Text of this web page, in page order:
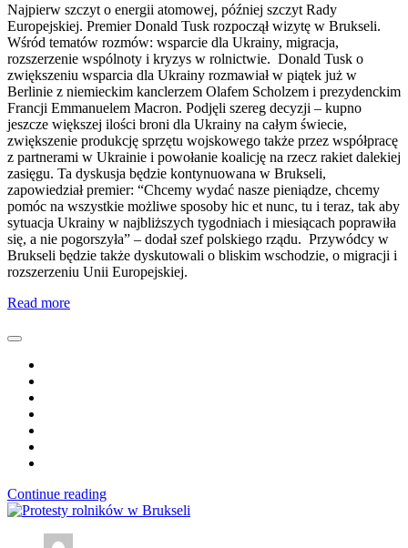
Najpierw szczyt o energii atomowej, później szczyt Rady
Europejskiej. Premier Donald Tusk rozpoczął wizytę w Brukseli.
Wśród tematów rozmów: wsparcie dla Ukrainy, migracja,
rozszerzenie wspólnoty i kryzys w rolnictwie. Donald Tusk o
zwiększeniu wsparcia dla Ukrainy rozmawiał w piątek już w
Berlinie z niemieckim kanclerzem Olafem Scholzem i prezydenckim
Francji Emmanuelem Macron. Podjęli szereg decyzji – kupno
jeszcze większej ilości broni dla Ukrainy na całym świecie,
zwiększenie produkcję sprzętu wojskowego także przez współpracę
z partnerami w Ukrainie i powołanie koalicję na rzecz rakiet dalekiej
zasięgu. Ta dyskusja będzie kontynuowana w Brukseli,
zapowiedział premier: “Chcemy wydać nasze pieniądze, chcemy
pomóc na wszystkie możliwe sposoby hic et nunc, tu i teraz, tak aby
sytuacja Ukrainy w najbliższych tygodniach i miesiącach poprawiła
się, a nie pogorszyła” – dodał szef polskiego rządu. Przywódcy w
Brukseli będzie także dyskutowali o bliskim wschodzie, o migracji i
rozszerzeniu Unii Europejskiej.
Read more
Continue reading